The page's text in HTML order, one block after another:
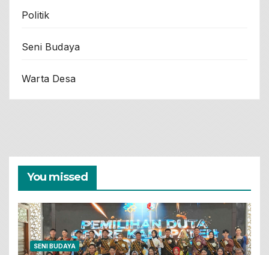
Politik
Seni Budaya
Warta Desa
You missed
SENI BUDAYA